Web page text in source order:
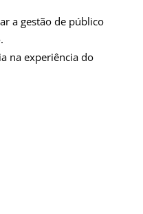
a gestão de público
na experiência do